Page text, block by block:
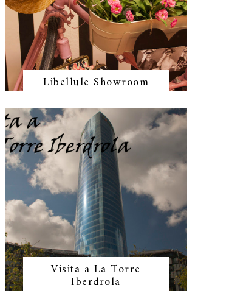
Libellule Showroom
Visita a La Torre
Iberdrola